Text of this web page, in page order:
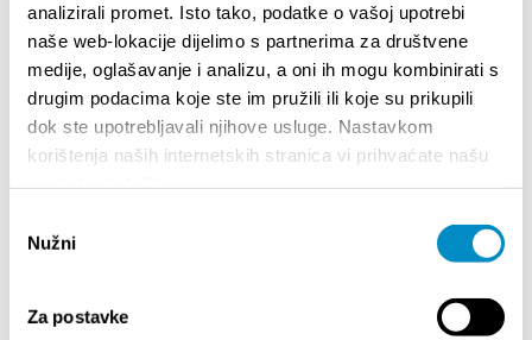
analizirali promet. Isto tako, podatke o vašoj upotrebi
naše web-lokacije dijelimo s partnerima za društvene
medije, oglašavanje i analizu, a oni ih mogu kombinirati s
drugim podacima koje ste im pružili ili koje su prikupili
dok ste upotrebljavali njihove usluge. Nastavkom
korištenja naših internetskih stranica vi prihvaćate našu
pristanka
Nužni
Za postavke
STUPA NA SNAGU POČETKOM 2027. - VAŽNA
INFORMACIJA – IZDAVANJE REGISTRACIJSKOG
BROJA